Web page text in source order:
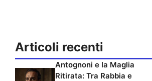
Articoli recenti
Antognoni e la Maglia
Ritirata: Tra Rabbia e